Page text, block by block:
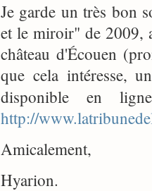
Je garde un très bon
et le miroir" de 2009,
château d'Écouen
que cela intéresse,
disponible en
http://
Amicalement,
Hyarion.